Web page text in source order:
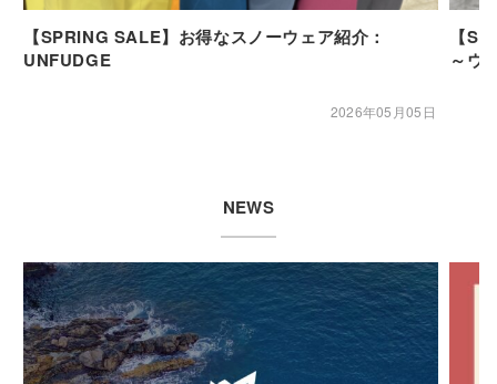
【SPRING SALE】お得なスノーウェア紹介：
UNFUDGE
2026年05月05日
【
～ウ
NEWS